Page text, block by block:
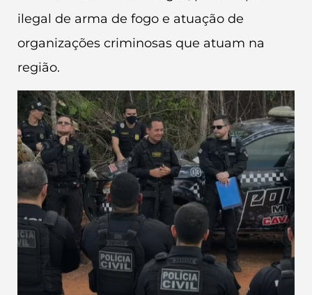
ilegal de arma de fogo e atuação de
organizações criminosas que atuam na
região.